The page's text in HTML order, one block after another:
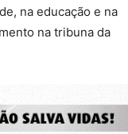
na educação e na
na tribuna da